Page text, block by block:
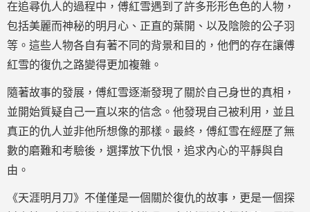
在追尋仇人的過程中，傅紅雪遇到了許多形形色色的人物，
包括美麗而神秘的明月心、正直的葉開、以及陰險的公子羽
等。這些人物各自有著不同的背景和目的，他們的存在讓傅
紅雪的復仇之路變得更加複雜。
隨著故事的發展，傅紅雪逐漸發現了關於自己身世的真相，
並開始質疑自己一直以來的信念。他發現自己被利用，並且
真正的仇人並非他所想像的那樣。最終，傅紅雪在經歷了無
數的磨難和考驗後，選擇放下仇恨，追求內心的平靜與自
由。
《天涯明月刀》不僅僅是一個關於復仇的故事，更是一個探